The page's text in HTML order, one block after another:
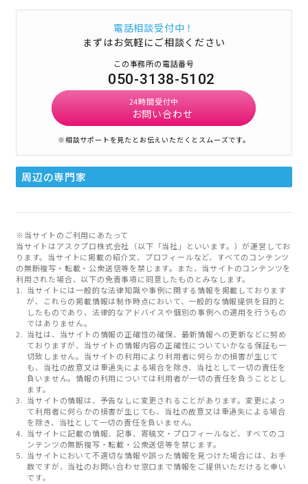
電話相談受付中！
まずはお気軽にご相談ください
この事務所の電話番号
050-3138-5102
24時間受付中
お問い合わせ
※相談サポートを見たとお伝えいただくとスムーズです。
周辺の専門家
※当サイトのご利用にあたって
当サイトはアスクプロ株式会社（以下「当社」といいます。）が運営してお
ります。当サイトに掲載の紹介文、プロフィールなど、すべてのコンテンツ
の無断複写・転載・公衆送信等を禁じます。また、当サイトのコンテンツを
利用された場合、以下の免責事項に同意したものとみなします。
当サイトには一般的な法律知識や事例に関する情報を掲載しております
が、これらの掲載情報は制作時点において、一般的な情報提供を目的と
したものであり、法律的なアドバイスや個別の事例への適用を行うもの
ではありません。
当社は、当サイトの情報の正確性の確保、最新情報への更新などに努め
ておりますが、当サイトの情報内容の正確性についていかなる保証も一
切致しません。当サイトの利用により利用者に何らかの損害が生じて
も、当社の故意又は重過失による場合を除き、当社として一切の責任を
負いません。情報の利用については利用者が一切の責任を負うこととし
ます。
当サイトの情報は、予告なしに変更されることがあります。変更によっ
て利用者に何らかの損害が生じても、当社の故意又は重過失による場合
を除き、当社として一切の責任を負いません。
当サイトに記載の情報、記事、寄稿文・プロフィールなど、すべてのコ
ンテンツの無断複写・転載・公衆送信等を禁じます。
当サイトにおいて不適切な情報や誤った情報を見つけた場合には、お手
数ですが、当社のお問い合わせ窓口まで情報をご提供いただけると幸い
です。